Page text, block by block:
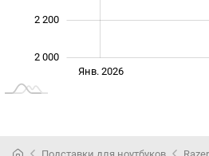
2 000
2 200
Нояб.Янв. 2026
Июль